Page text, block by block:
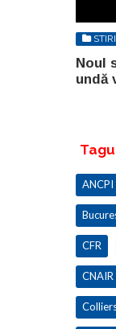
STIRI
Noul
undă
ANCPI
CFR
CNAIR